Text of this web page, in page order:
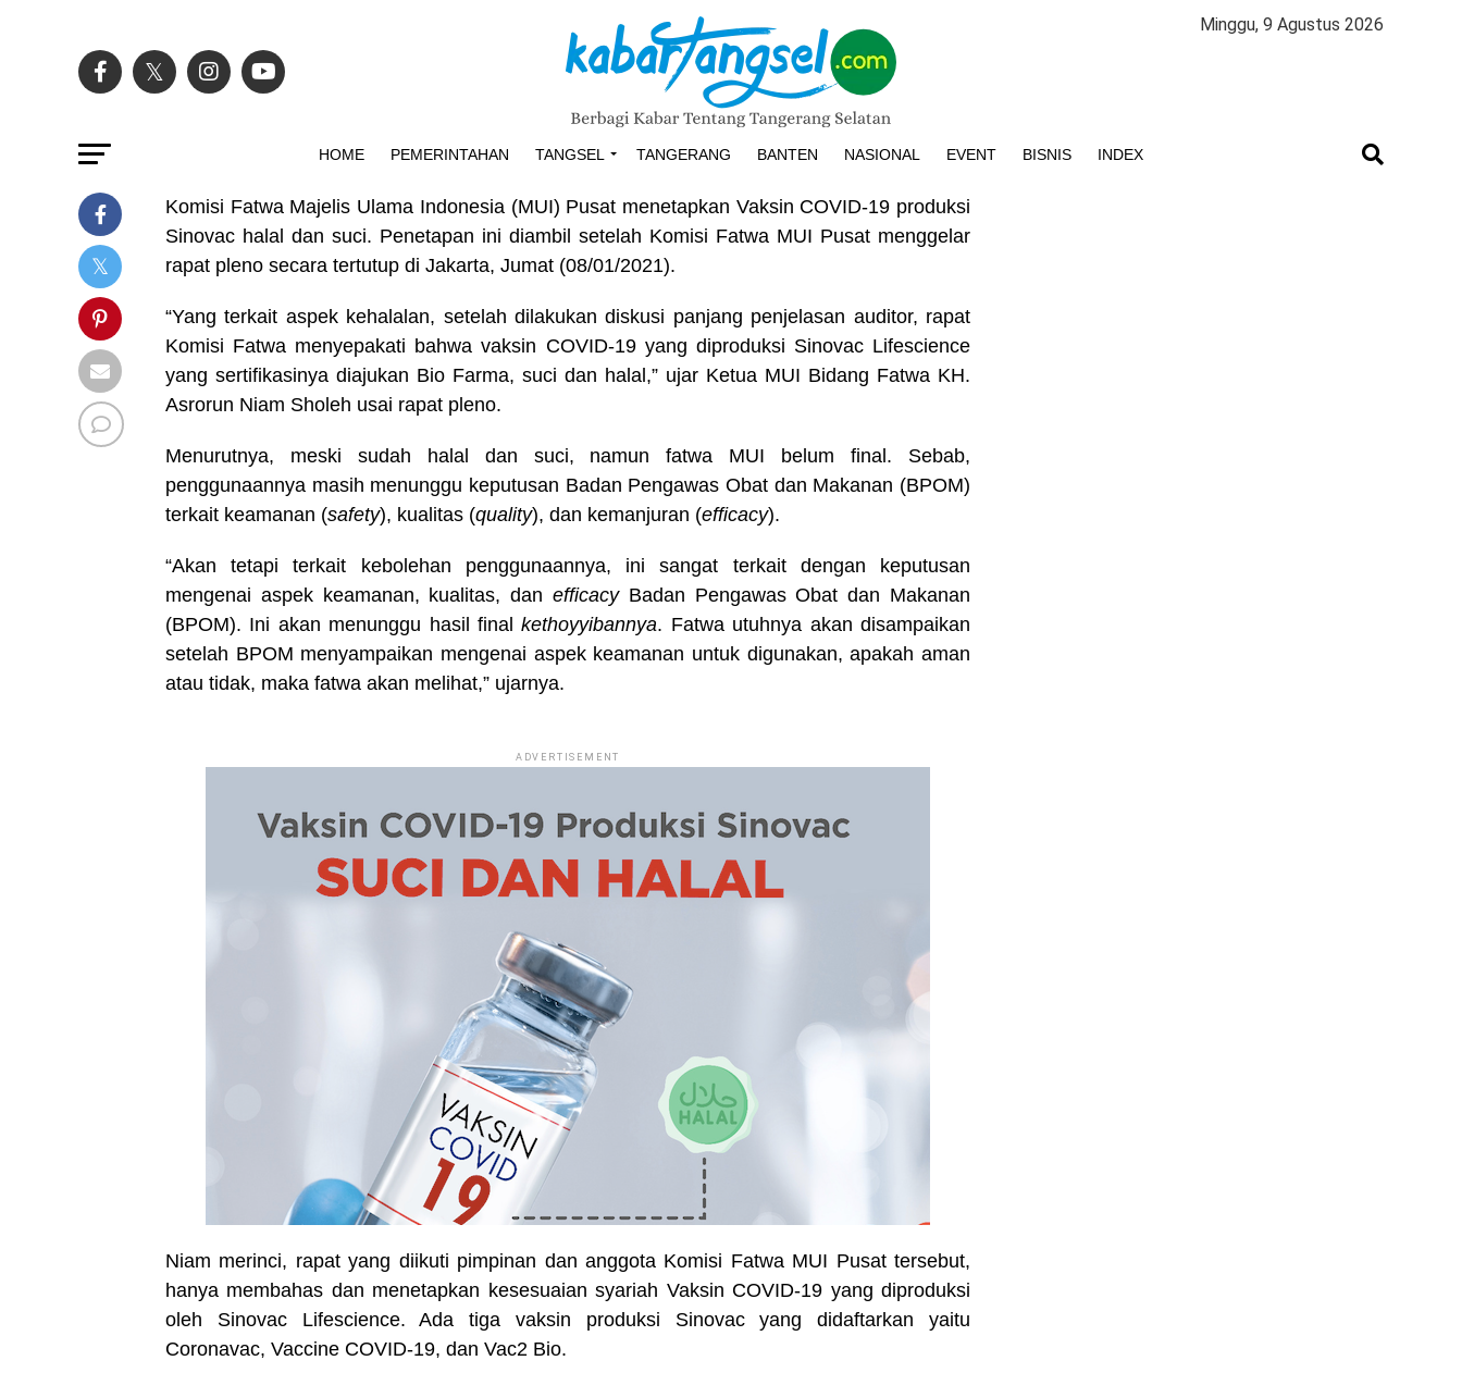
Minggu, 9 Agustus 2026
HOME PEMERINTAHAN TANGSEL TANGERANG BANTEN NASIONAL EVENT BISNIS INDEX
Komisi Fatwa Majelis Ulama Indonesia (MUI) Pusat menetapkan Vaksin COVID-19 produksi
Sinovac halal dan suci. Penetapan ini diambil setelah Komisi Fatwa MUI Pusat menggelar
rapat pleno secara tertutup di Jakarta, Jumat (08/01/2021).
“Yang terkait aspek kehalalan, setelah dilakukan diskusi panjang penjelasan auditor, rapat
Komisi Fatwa menyepakati bahwa vaksin COVID-19 yang diproduksi Sinovac Lifescience
yang sertifikasinya diajukan Bio Farma, suci dan halal,” ujar Ketua MUI Bidang Fatwa KH.
Asrorun Niam Sholeh usai rapat pleno.
Menurutnya, meski sudah halal dan suci, namun fatwa MUI belum final. Sebab,
penggunaannya masih menunggu keputusan Badan Pengawas Obat dan Makanan (BPOM)
terkait keamanan (safety), kualitas (quality), dan kemanjuran (efficacy).
“Akan tetapi terkait kebolehan penggunaannya, ini sangat terkait dengan keputusan
mengenai aspek keamanan, kualitas, dan efficacy Badan Pengawas Obat dan Makanan
(BPOM). Ini akan menunggu hasil finalkethoyyibannya. Fatwa utuhnya akan disampaikan
setelah BPOM menyampaikan mengenai aspek keamanan untuk digunakan, apakah aman
atau tidak, maka fatwa akan melihat,” ujarnya.
ADVERTISEMENT
Niam merinci, rapat yang diikuti pimpinan dan anggota Komisi Fatwa MUI Pusat tersebut,
hanya membahas dan menetapkan kesesuaian syariah Vaksin COVID-19 yang diproduksi
oleh Sinovac Lifescience. Ada tiga vaksin produksi Sinovac yang didaftarkan yaitu
Coronavac, Vaccine COVID-19, dan Vac2 Bio.